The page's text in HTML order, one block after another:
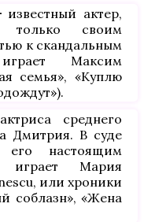
известный актер,
только своим
к скандальным
Максим
семья», «Куплю
среднего
Дмитрия. В суде
его настоящим
играет Мария
или хроники
соблазн», «Жена